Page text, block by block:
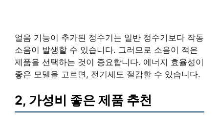
얼음 기능이 추가된 정수기는 일반 정수기보다 작동
소음이 발생할 수 있습니다. 그러므로 소음이 적은
제품을 선택하는 것이 중요합니다. 에너지 효율성이
좋은 모델을 고르면, 전기세도 절감할 수 있습니다.
2, 가성비 좋은 제품 추천